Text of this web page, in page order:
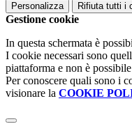
Personalizza Rifiuta tutti i
Gestione cookie
In questa schermata è
I cookie necessari sono
piattaforma e non è
Per conoscere quali sono i
visionare la COOKIE